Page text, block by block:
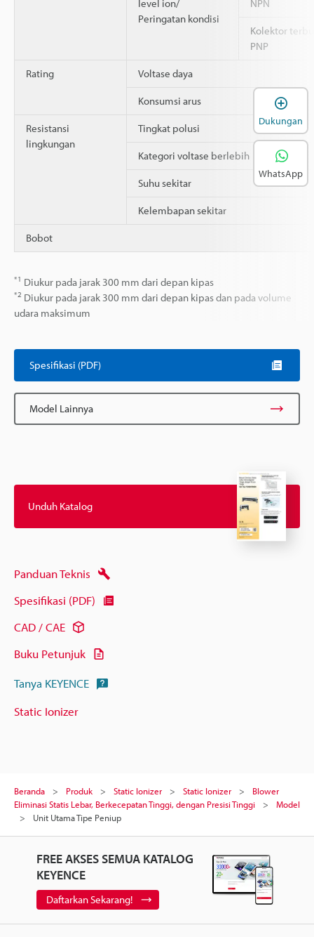
level ion/
Peringatan kondisi
NPN
Kolektor
PNP
Rating Voltase daya
Konsumsi arus
Resistansi
lingkungan
Tingkat polusi
Kategori voltase berlebih
Suhu sekitar
Kelembapan sekitar
Bobot
*1 Diukur pada jarak 300 mm dari depan kipas
*2 Diukur pada jarak 300 mm dari depan kipas dan pada volume
udara maksimum
Spesifikasi (PDF)
Model Lainnya
Unduh Katalog
Panduan Teknis
Spesifikasi (PDF)
CAD / CAE
Buku Petunjuk
Tanya KEYENCE
Static Ionizer
Beranda Produk Static Ionizer Static Ionizer
Blower
Eliminasi Statis Lebar, Berkecepatan Tinggi, dengan Presisi Tinggi
Model
Unit Utama Tipe Peniup
FREE AKSES SEMUA KATALOG
KEYENCE
Daftarkan Sekarang!
Dukungan
WhatsApp